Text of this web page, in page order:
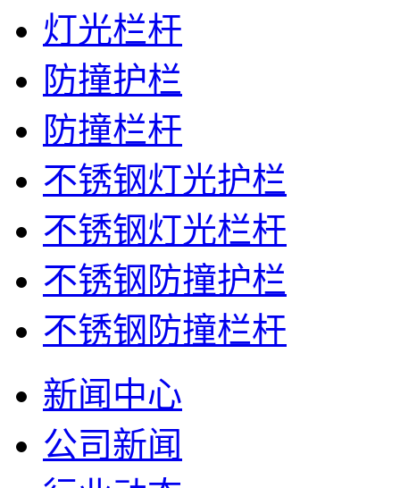
灯光栏杆
防撞护栏
防撞栏杆
不锈钢灯光护栏
不锈钢灯光栏杆
不锈钢防撞护栏
不锈钢防撞栏杆
新闻中心
公司新闻